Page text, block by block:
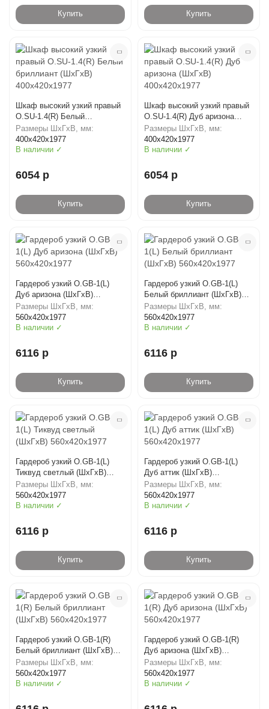
Купить Купить
Шкаф высокий узкий правый
O.SU-1.4(R) Белый
бриллиант (ШхГхВ)
400х420х1977
Размеры ШхГхВ, мм:
400х420х1977
В наличии ✓
6054 р
Купить
Шкаф высокий узкий правый
O.SU-1.4(R) Дуб аризона
(ШхГхВ) 400х420х1977
Размеры ШхГхВ, мм:
400х420х1977
В наличии ✓
6054 р
Купить
Гардероб узкий O.GB-1(L)
Дуб аризона (ШхГхВ)
560х420х1977
Размеры ШхГхВ, мм:
560х420х1977
В наличии ✓
6116 р
Купить
Гардероб узкий O.GB-1(L)
Белый бриллиант (ШхГхВ)
560х420х1977
Размеры ШхГхВ, мм:
560х420х1977
В наличии ✓
6116 р
Купить
Гардероб узкий O.GB-1(L)
Тиквуд светлый (ШхГхВ)
560х420х1977
Размеры ШхГхВ, мм:
560х420х1977
В наличии ✓
6116 р
Купить
Гардероб узкий O.GB-1(L)
Дуб аттик (ШхГхВ)
560х420х1977
Размеры ШхГхВ, мм:
560х420х1977
В наличии ✓
6116 р
Купить
Гардероб узкий O.GB-1(R)
Белый бриллиант (ШхГхВ)
560х420х1977
Размеры ШхГхВ, мм:
560х420х1977
В наличии ✓
Гардероб узкий O.GB-1(R)
Дуб аризона (ШхГхВ)
560х420х1977
Размеры ШхГхВ, мм:
560х420х1977
В наличии ✓